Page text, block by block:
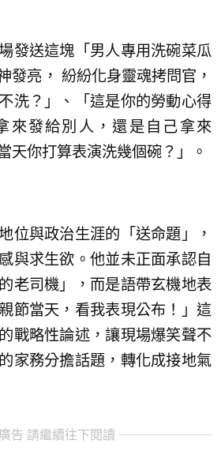
發送這塊「男人專用洗碗菜瓜
發亮， 紛紛化身靈魂拷問官，
洗？」、「這是你的勞動心得
來發給別人，還是自己拿來
天你打算表演洗幾個碗？」。
位與政治生涯的「送命題」，
與求生欲。他並未正面承認自
老司機」，而是語帶玄機地表
節當天，看我表現公布！」這
戰略性論述，讓現場爆笑聲不
家務分擔話題，轉化成接地氣
告 請繼續往下閱讀